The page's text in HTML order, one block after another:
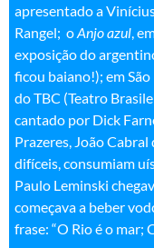
apresentado a
Rangel; oAnjo azul,
exposição do
ficou baiano!); em São
do TBC (Teatro
cantado por Dick
Prazeres, João
difíceis, consumiam
Paulo Leminski
começava a beber
frase: “O Rio é o mar;